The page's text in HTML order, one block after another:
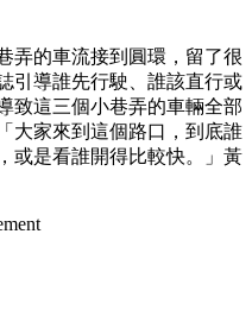
弄的車流接到圓環，留了很
引導誰先行駛、誰該直行或
致這三個小巷弄的車輛全部
大家來到這個路口，到底誰
或是看誰開得比較快。」黃